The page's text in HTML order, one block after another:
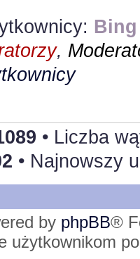
,
• Liczba
• Najnowszy
by phpBB®
użytkownikom